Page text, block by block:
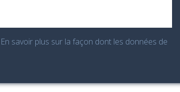
En savoir plus sur la façon dont les données de